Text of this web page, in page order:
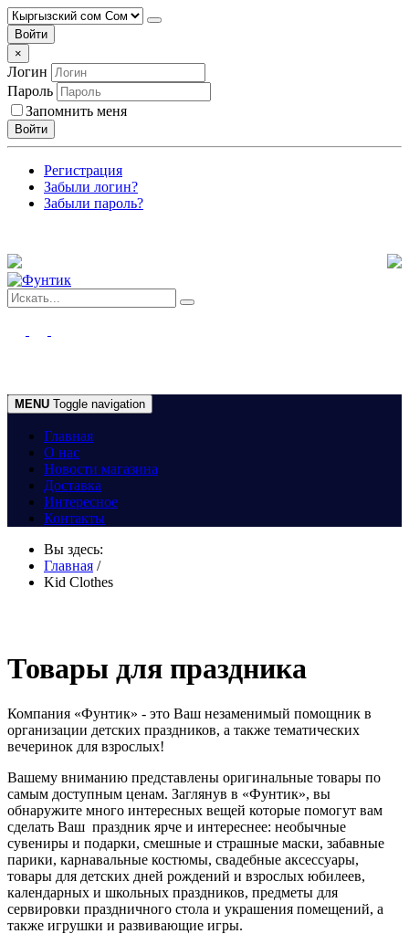
Войти
×
Логин
Пароль
Запомнить меня
Войти
Регистрация
Забыли логин?
Забыли пароль?
MENU Toggle navigation
Главная
О нас
Новости магазина
Доставка
Интересное
Контакты
Вы здесь:
Главная /
Kid Clothes
Товары для праздника
Компания «Фунтик» - это Ваш незаменимый помощник в
организации детских праздников, а также тематических
вечеринок для взрослых!
Вашему вниманию представлены оригинальные товары по
самым доступным ценам. Заглянув в «Фунтик», вы
обнаружите много интересных вещей которые помогут вам
сделать Ваш праздник ярче и интереснее: необычные
сувениры и подарки, смешные и страшные маски, забавные
парики, карнавальные костюмы, свадебные аксессуары,
товары для детских дней рождений и взрослых юбилеев,
календарных и школьных праздников, предметы для
сервировки праздничного стола и украшения помещений, а
также игрушки и развивающие игры.